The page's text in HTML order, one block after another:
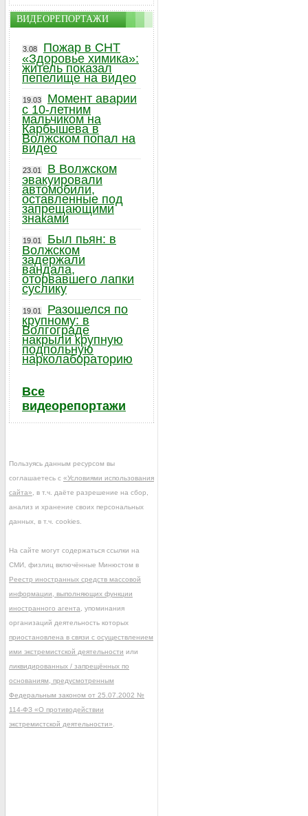
ВИДЕОРЕПОРТАЖИ
3.08
Пожар в СНТ
«Здоровье химика»:
житель показал
пепелище на видео
19.03
Момент аварии
с 10-летним
мальчиком на
Карбышева в
Волжском попал на
видео
23.01
В Волжском
эвакуировали
автомобили,
оставленные под
запрещающими
знаками
19.01
Был пьян: в
Волжском
задержали
вандала,
оторвавшего лапки
суслику
19.01
Разошелся по
крупному: в
Волгограде
накрыли крупную
подпольную
нарколабораторию
Все
видеорепортажи
Пользуясь данным ресурсом вы
соглашаетесь с «Условиями использования
сайта» , в т.ч. даёте разрешение на сбор,
анализ и хранение своих персональных
данных, в т.ч. cookies.
На сайте могут содержаться ссылки на
СМИ, физлиц включённые Минюстом в
Реестр иностранных средств массовой
информации, выполняющих функции
иностранного агента , упоминания
организаций деятельность которых
приостановлена в связи с осуществлением
ими экстремистской деятельности или
ликвидированных / запрещённых по
основаниям, предусмотренным
Федеральным законом от 25.07.2002 №
114-ФЗ «О противодействии
экстремистской деятельности»